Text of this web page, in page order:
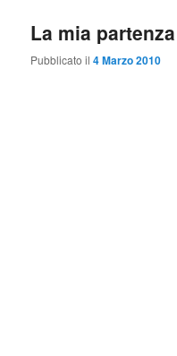
La mia
Pubblicato il4 Marzo 2010